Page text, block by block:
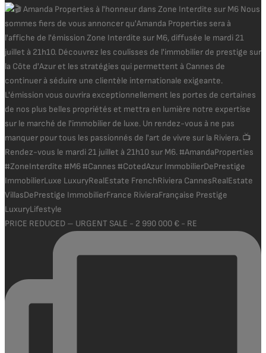
PRICE REDUCED – URGENT SALE - 2 990 000 € - RE